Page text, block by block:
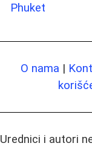
Phuket
O nama |
Urednici i autori